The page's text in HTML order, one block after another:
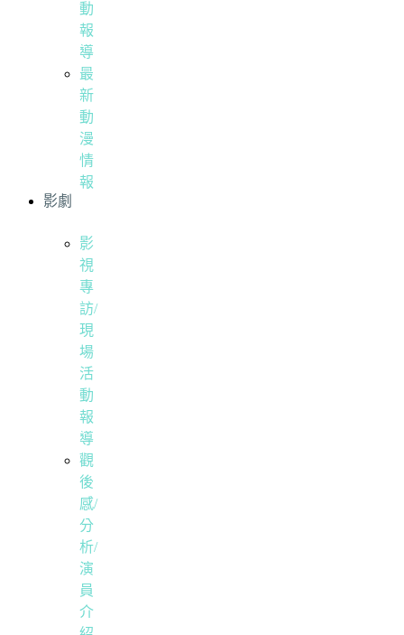
動
報
導
最
新
動
漫
情
報
影劇
影
視
專
訪/
現
場
活
動
報
導
觀
後
感/
分
析/
演
員
介